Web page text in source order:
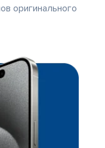
оригинального